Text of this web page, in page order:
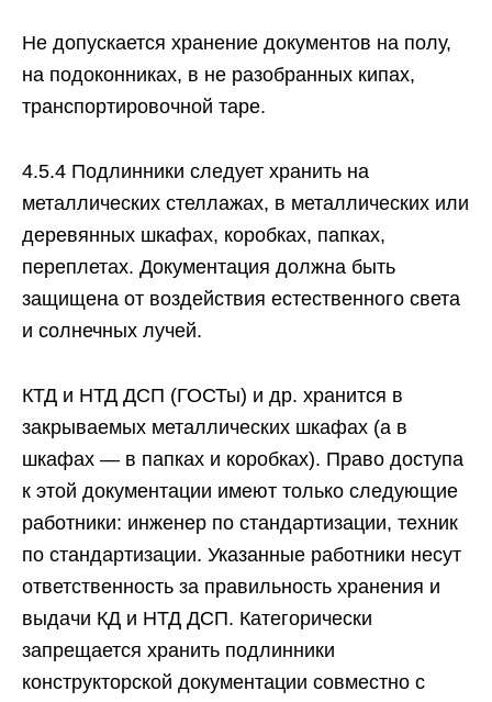
Не допускается хранение документов на полу,
на подоконниках, в не разобранных кипах,
транспортировочной таре.
4.5.4 Подлинники следует хранить на
металлических стеллажах, в металлических или
деревянных шкафах, коробках, папках,
переплетах. Документация должна быть
защищена от воздействия естественного света
и солнечных лучей.
КТД и НТД ДСП (ГОСТы) и др. хранится в
закрываемых металлических шкафах (а в
шкафах — в папках и коробках). Право доступа
к этой документации имеют только следующие
работники: инженер по стандартизации, техник
по стандартизации. Указанные работники несут
ответственность за правильность хранения и
выдачи КД и НТД ДСП. Категорически
запрещается хранить подлинники
конструкторской документации совместно с